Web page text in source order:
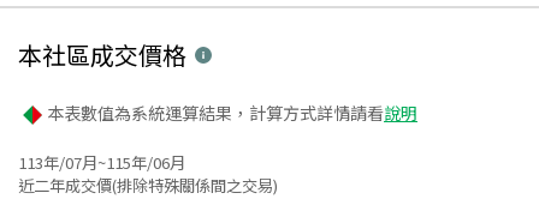
本社區成交價格
本表數值為系統運算結果，計算方式詳情請看說明
113年/07月~115年/06月
近二年成交價(排除特殊關係間之交易)